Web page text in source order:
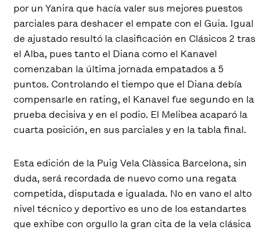
por un Yanira que hacía valer sus mejores puestos
parciales para deshacer el empate con el Guia. Igual
de ajustado resultó la clasificación en Clásicos 2 tras
el Alba, pues tanto el Diana como el Kanavel
comenzaban la última jornada empatados a 5
puntos. Controlando el tiempo que el Diana debía
compensarle en rating, el Kanavel fue segundo en la
prueba decisiva y en el podio. El Melibea acaparó la
cuarta posición, en sus parciales y en la tabla final.
Esta edición de la Puig Vela Clàssica Barcelona, sin
duda, será recordada de nuevo como una regata
competida, disputada e igualada. No en vano el alto
nivel técnico y deportivo es uno de los estandartes
que exhibe con orgullo la gran cita de la vela clásica